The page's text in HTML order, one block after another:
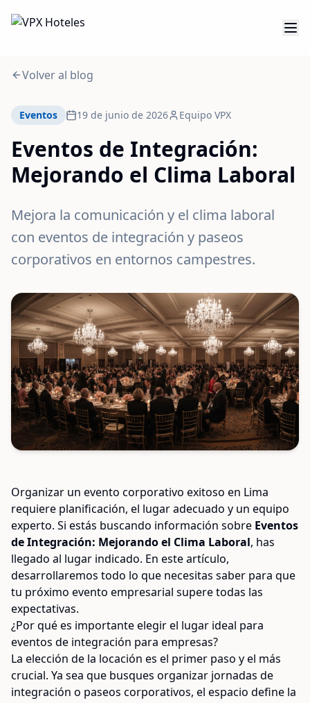
Volver al blog
Eventos 19 de junio de 2026 Equipo VPX
Eventos de Integración:
Mejorando el Clima Laboral
Mejora la comunicación y el clima laboral
con eventos de integración y paseos
corporativos en entornos campestres.
Organizar un evento corporativo exitoso en Lima
requiere planificación, el lugar adecuado y un equipo
experto. Si estás buscando información sobre Eventos
de Integración: Mejorando el Clima Laboral, has
llegado al lugar indicado. En este artículo,
desarrollaremos todo lo que necesitas saber para que
tu próximo evento empresarial supere todas las
expectativas.
¿Por qué es importante elegir el lugar ideal para
eventos de integración para empresas?
La elección de la locación es el primer paso y el más
crucial. Ya sea que busques organizar jornadas de
integración o paseos corporativos, el espacio define la